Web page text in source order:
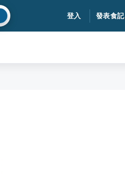
登入 發表食記